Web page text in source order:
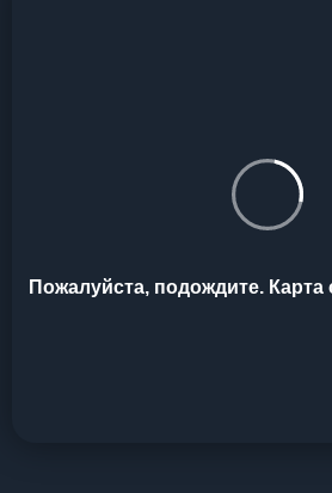
Пожалуйста, подождите. Карта